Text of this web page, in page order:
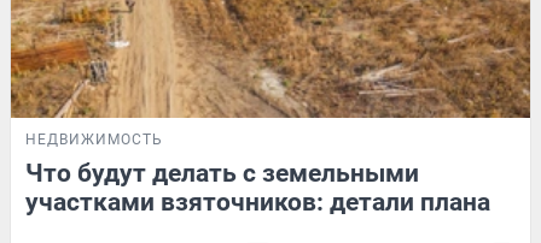
НЕДВИЖИМОСТЬ
Что будут делать с земельными
участками взяточников: детали плана